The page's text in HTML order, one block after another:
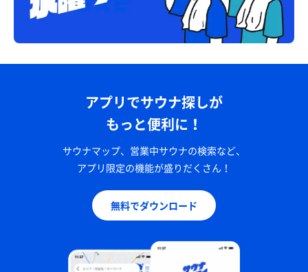
アプリでサウナ探しが
もっと便利に！
サウナマップ、営業中サウナの検索など、
アプリ限定の機能が盛りだくさん！
無料でダウンロード